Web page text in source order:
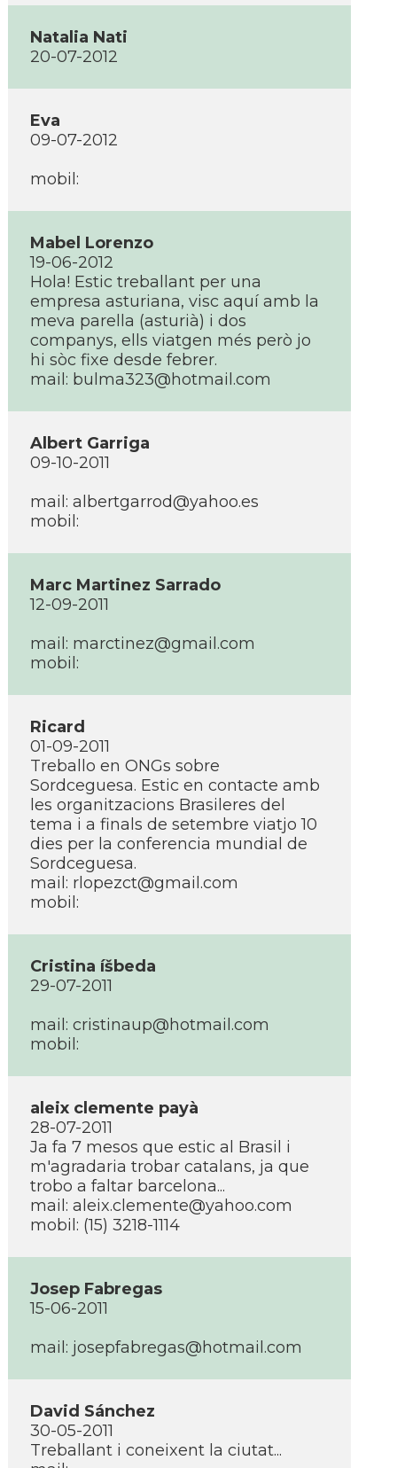
Natalia Nati
20-07-2012
Eva
09-07-2012
mobil:
Mabel Lorenzo
19-06-2012
Hola! Estic treballant per una
empresa asturiana, visc aquí­ amb la
meva parella (asturià) i dos
companys, ells viatgen més però jo
hi sòc fixe desde febrer.
mail: bulma323@hotmail.com
Albert Garriga
09-10-2011
mail: albertgarrod@yahoo.es
mobil:
Marc Martinez Sarrado
12-09-2011
mail: marctinez@gmail.com
mobil:
Ricard
01-09-2011
Treballo en ONGs sobre
Sordceguesa. Estic en contacte amb
les organitzacions Brasileres del
tema i a finals de setembre viatjo 10
dies per la conferencia mundial de
Sordceguesa.
mail: rlopezct@gmail.com
mobil:
Cristina íšbeda
29-07-2011
mail: cristinaup@hotmail.com
mobil:
aleix clemente payà
28-07-2011
Ja fa 7 mesos que estic al Brasil i
m'agradaria trobar catalans, ja que
trobo a faltar barcelona...
mail: aleix.clemente@yahoo.com
mobil: (15) 3218-1114
Josep Fabregas
15-06-2011
mail: josepfabregas@hotmail.com
David Sánchez
30-05-2011
Treballant i coneixent la ciutat...